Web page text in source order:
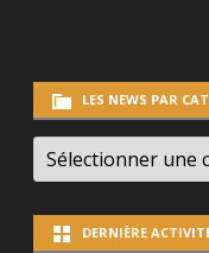
LES NEWS PAR
LES
NEWS
PAR
DERNIÈRE